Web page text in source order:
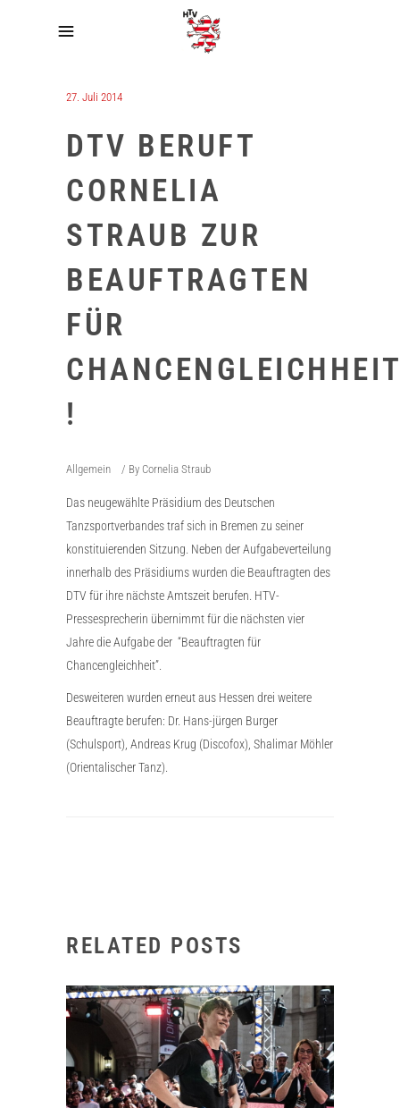
27. Juli 2014
DTV BERUFT
CORNELIA
STRAUB ZUR
BEAUFTRAGTEN
FÜR
!
Allgemein By Cornelia Straub
Das neugewählte Präsidium des Deutschen
Tanzsportverbandes traf sich in Bremen zu seiner
konstituierenden Sitzung. Neben der Aufgabeverteilung
innerhalb des Präsidiums wurden die Beauftragten des
DTV für ihre nächste Amtszeit berufen. HTV-
Pressesprecherin übernimmt für die nächsten vier
Jahre die Aufgabe der “Beauftragten für
Chancengleichheit”.
Desweiteren wurden erneut aus Hessen drei weitere
Beauftragte berufen: Dr. Hans-jürgen Burger
(Schulsport), Andreas Krug (Discofox), Shalimar Möhler
(Orientalischer Tanz).
RELATED POSTS